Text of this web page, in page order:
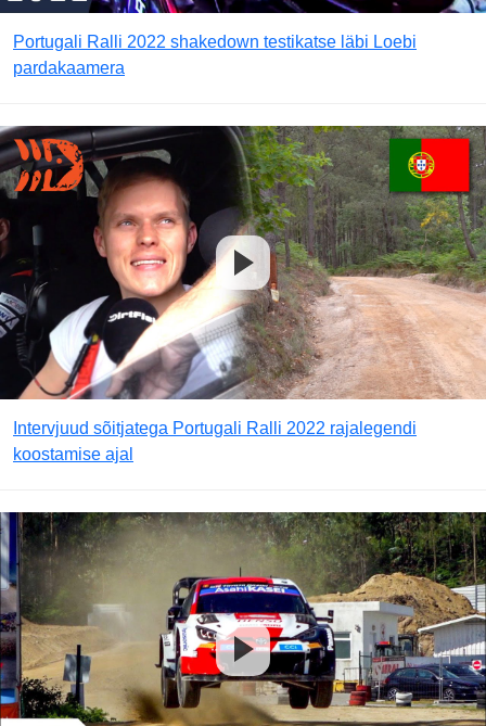
Portugali Ralli 2022 shakedown testikatse läbi Loebi
pardakaamera
Intervjuud sõitjatega Portugali Ralli 2022 rajalegendi
koostamise ajal